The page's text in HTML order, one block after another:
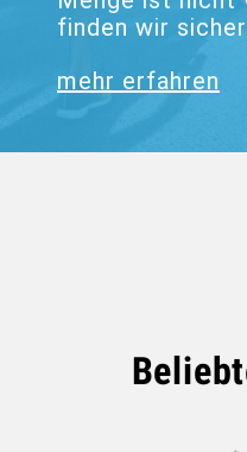
finden wir
mehr erfahren